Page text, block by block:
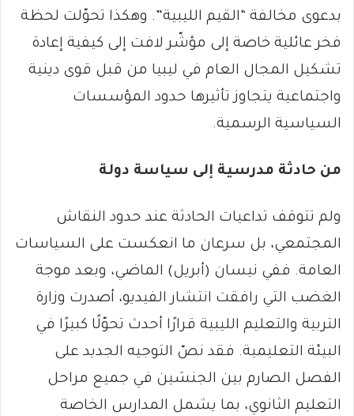
بدعوى مخالفة “القيم الليبية”. وهكذا تحوّلت لحظة
فخر عائلية خاصة إلى مؤشّر لافت إلى كيفية إعادة
تشكيل المجال العام في ليبيا من قبل قوى دينية
واجتماعية يتجاوز تأثيرها حدود المؤسسات
السياسية الرسمية.
من حادثة مدرسية إلى سياسة دولة
ولم تتوقف تداعيات الحادثة عند حدود النقاش
المجتمعي، بل سرعان ما انعكست على السياسات
العامة. ففي نيسان (أبريل) الماضي، وبعد موجة
الغضب التي رافقت انتشار الفيديو، أصدرت وزارة
التربية والتعليم الليبية قرارًا أحدث تحوّلًا كبيرًا في
البيئة التعليمية. فقد نصّ التوجيه الجديد على
الفصل الصارم بين الجنسَين في جميع مراحل
التعليم الثانوي، بما يشمل المدارس الخاصة